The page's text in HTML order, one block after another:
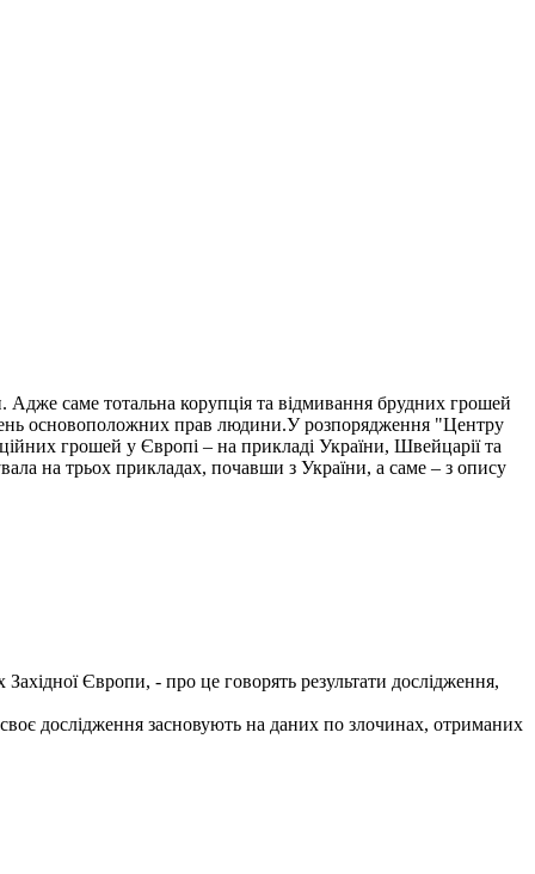
саме тотальна корупція та відмивання брудних грошей
основоположних прав людини.У розпорядження "Центру
грошей у Європі – на прикладі України, Швейцарії та
на трьох прикладах, почавши з України, а саме – з опису
Європи, - про це говорять результати дослідження,
дослідження засновують на даних по злочинах, отриманих